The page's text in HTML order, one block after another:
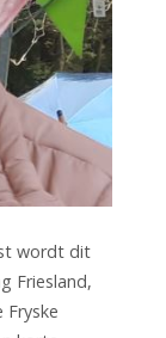
wordt dit
Friesland,
Fryske